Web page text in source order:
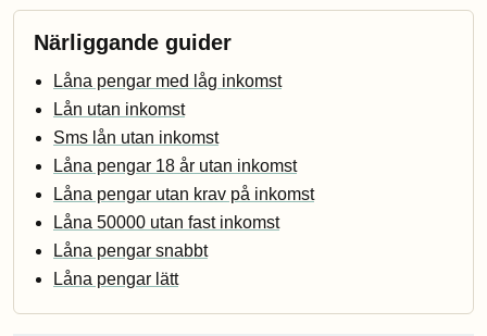
Närliggande guider
Låna pengar med låg inkomst
Lån utan inkomst
Sms lån utan inkomst
Låna pengar 18 år utan inkomst
Låna pengar utan krav på inkomst
Låna 50000 utan fast inkomst
Låna pengar snabbt
Låna pengar lätt